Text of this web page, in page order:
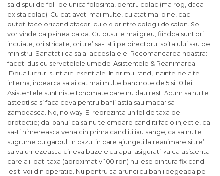
sa dispui de folii de unica folosinta, pentru colac (ma rog, daca
exista colac). Cu cat aveti mai multe, cu atat mai bine, caci
puteti face oricand afaceri cu ele printre colegii de salon. Se
vor vinde ca painea calda. Cu dusul e mai greu, fiindca sunt ori
incuiate, ori stricate, ori tre’ sa-l stii pe directorul spitalului sau pe
ministrul Sanatatii ca sa ai acces la ele. Recomandarea noastra:
faceti dus cu servetelele umede. Asistentele & Reanimarea –
Doua lucruri sunt aici esentiale. In primul rand, inainte de a te
interna, incearca sa ai cat mai multe bancnote de 5 si 10 lei.
Asistentele sunt niste tonomate care nu dau rest. Acum sa nu te
astepti sa si faca ceva pentru banii astia sau macar sa
zambeasca. No, no way. Ei reprezinta un fel de taxa de
protectie; dai banu’ ca sa nu te omoare cand iti fac o injectie, ca
sa-ti nimereasca vena din prima cand iti iau sange, ca sa nu te
sugrume cu garoul. In cazul in care ajungeti la reanimare si tre’
sa va umezeasca cineva buzele cu apa: asigurati-va ca asistenta
careia ii dati taxa (aproximativ 100 ron) nu iese din tura fix cand
iesiti voi din operatie. Nu pentru ca arunci cu banii degeaba pe